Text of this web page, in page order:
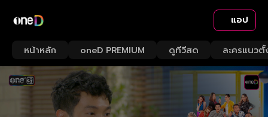
แอป
หน้าหลัก oneD PREMIUM ดูทีวีสด ละครแนวตั้